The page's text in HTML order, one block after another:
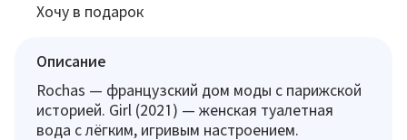
Хочу в подарок
Описание
Rochas — французский дом моды с парижской
историей. Girl (2021) — женская туалетная
вода с лёгким, игривым настроением.